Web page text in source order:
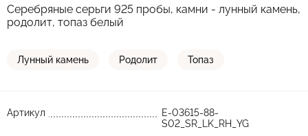
Серебряные серьги 925 пробы, камни - лунный камень,
родолит, топаз белый
Лунный камень Родолит Топаз
Артикул
E-03615-88-
S02_SR_LK_RH_YG